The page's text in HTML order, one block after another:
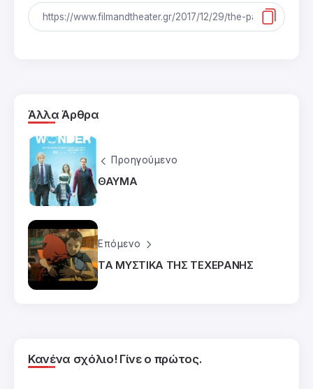
Άλλα Άρθρα
Προηγούμενο
ΘΑΥΜΑ
Επόμενο
ΤΑ ΜΥΣΤΙΚΑ ΤΗΣ ΤΕΧΕΡΑΝΗΣ
Κανένα σχόλιο! Γίνε ο πρώτος.